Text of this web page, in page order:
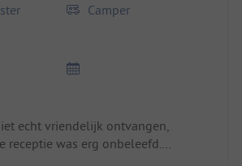
Camper
echt vriendelijk ontvangen,
receptie was erg onbeleefd.